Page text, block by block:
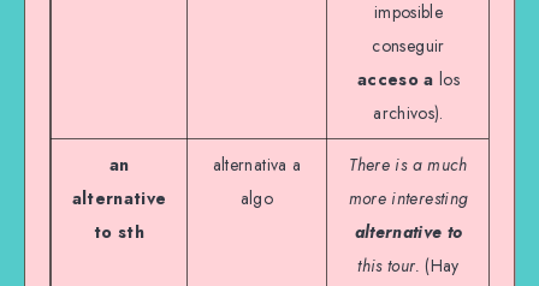
imposible
conseguir
acceso a los
archivos).
an
alternative
to sth
alternativa a
algo
There is a much
more interesting
alternative to
this tour. (Hay